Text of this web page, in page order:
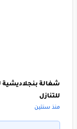
للتنازل
منذ سنتين